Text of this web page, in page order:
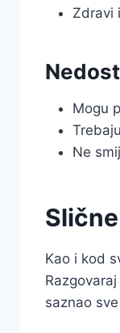
Zdravi
Mogu
Ne
Kao i kod
saznao